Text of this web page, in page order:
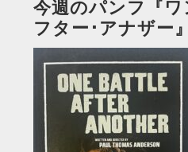
今週のパンフ『
フター･アナザー』